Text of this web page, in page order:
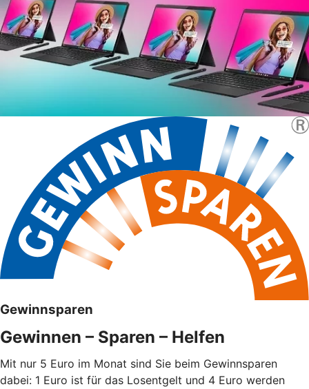
Gewinnsparen
Gewinnen – Sparen – Helfen
Mit nur 5 Euro im Monat sind Sie beim Gewinnsparen
dabei: 1 Euro ist für das Losentgelt und 4 Euro werden